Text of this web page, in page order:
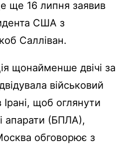
ще 16 липня заявив
США з
Салліван.
щонайменше двічі за
військовий
щоб оглянути
апарати (БПЛА),
обговорює з